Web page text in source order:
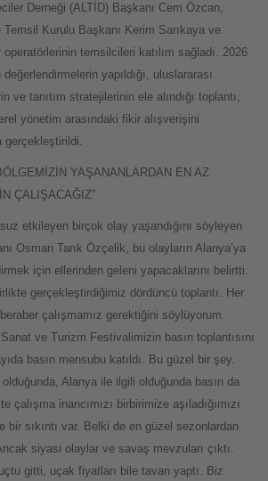
Derneği (ALTİD) Başkanı Cem Özcan,
Kurulu Başkanı Kerim Sarıkaya ve
temsilcileri katılım sağladı. 2026
yapıldığı, uluslararası
ve tanıtım stratejilerinin ele alındığı toplantı,
yönetim arasındaki fikir alışverişini
gerçekleştirildi.
YAŞANANLARDAN EN AZ
ÇALIŞACAĞIZ”
etkileyen birçok olay yaşandığını söyleyen
Osman Tarık Özçelik, bu olayların Alanya’ya
için ellerinden geleni yapacaklarını belirtti.
gerçekleştirdiğimiz dördüncü toplantı. Her
çalışmamız gerektiğini söylüyorum.
ve Turizm Festivalimizin basın toplantısını
basın mensubu katıldı. Bu güzel bir şey.
Alanya ile ilgili olduğunda basın da
inancımızı birbirimize aşıladığımızı
bir sıkıntı var. Belki de en güzel sezonlardan
siyasi olaylar ve savaş mevzuları çıktı.
gitti, uçak fiyatları bile tavan yaptı. Biz